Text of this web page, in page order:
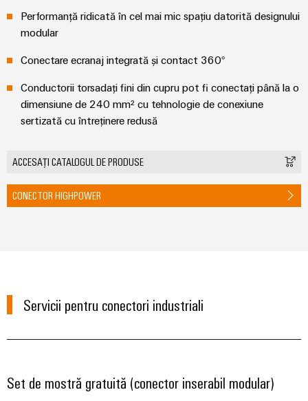
Lămpi
Infrastructură
de
comandă
Serviciu
asamblare
Ansambluri
șină
echipate
Performanță ridicată în cel mai mic spațiu datorită designului
modular
Conectare ecranaj integrată și contact 360°
Conductorii torsadați fini din cupru pot fi conectați până la o
dimensiune de 240 mm² cu tehnologie de conexiune
sertizată cu întreținere redusă
ACCESAȚI CATALOGUL DE PRODUSE
CONECTOR HIGHPOWER
Servicii pentru conectori industriali
Set de mostră gratuită (conector inserabil modular)